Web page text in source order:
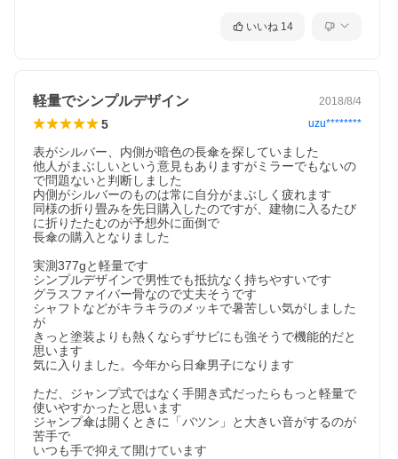
いいね 14
軽量でシンプルデザイン 2018/8/4
5 uzu********
表がシルバー、内側が暗色の長傘を探していました
他人がまぶしいという意見もありますがミラーでもないの
で問題ないと判断しました
内側がシルバーのものは常に自分がまぶしく疲れます
同様の折り畳みを先日購入したのですが、建物に入るたび
に折りたたむのが予想外に面倒で
長傘の購入となりました
実測377gと軽量です
シンプルデザインで男性でも抵抗なく持ちやすいです
グラスファイバー骨なので丈夫そうです
シャフトなどがキラキラのメッキで暑苦しい気がしました
が
きっと塗装よりも熱くならずサビにも強そうで機能的だと
思います
気に入りました。今年から日傘男子になります
ただ、ジャンプ式ではなく手開き式だったらもっと軽量で
使いやすかったと思います
ジャンプ傘は開くときに「バツン」と大きい音がするのが
苦手で
いつも手で抑えて開けています